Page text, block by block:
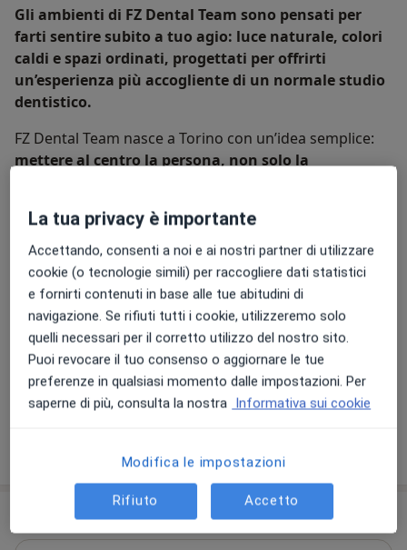
Gli ambienti di FZ Dental Team sono pensati per
farti sentire subito a tuo agio: luce naturale, colori
caldi e spazi ordinati, progettati per offrirti
un’esperienza più accogliente di un normale studio
dentistico.
FZ Dental Team nasce a Torino con un’idea semplice:
mettere al centro la persona, non solo la
Questo significa spiegazioni chiare, tempi definiti e un
team che ti accompagna passo dopo passo, rendendo
ogni fase semplice da capire.
AltroChi siamo
Le nostre specializzazioni Mostra tutto
Odontoiatria Chirurgia
Prestazioni disponibili
La tua privacy è importante
Accettando, consenti a noi e ai nostri partner di utilizzare
cookie (o tecnologie simili) per raccogliere dati statistici
e fornirti contenuti in base alle tue abitudini di
navigazione. Se rifiuti tutti i cookie, utilizzeremo solo
quelli necessari per il corretto utilizzo del nostro sito.
Puoi revocare il tuo consenso o aggiornare le tue
preferenze in qualsiasi momento dalle impostazioni. Per
saperne di più, consulta la nostra Informativa sui cookie
Modifica le impostazioni
Rifiuto Accetto